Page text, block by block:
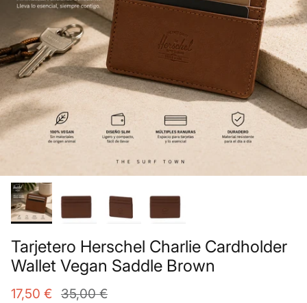
Tarjetero Herschel Charlie Cardholder
Wallet Vegan Saddle Brown
17,50 € 35,00 €